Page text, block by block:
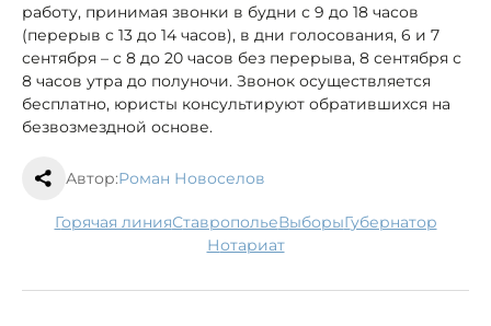
работу, принимая звонки в будни с 9 до 18 часов
(перерыв с 13 до 14 часов), в дни голосования, 6 и 7
сентября – с 8 до 20 часов без перерыва, 8 сентября с
8 часов утра до полуночи. Звонок осуществляется
бесплатно, юристы консультируют обратившихся на
безвозмездной основе.
Автор:Роман Новоселов
горячая линия Ставрополье выборы губернатор
нотариат